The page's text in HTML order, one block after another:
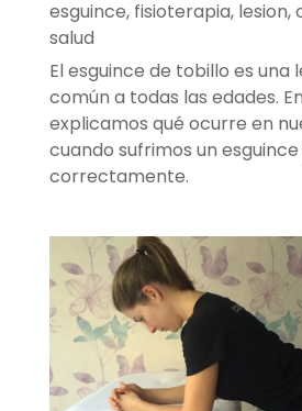
esguince, fisioterapia, lesion,
salud
El esguince de tobillo es una
común a todas las edades.
explicamos qué ocurre en
cuando sufrimos un
correctamente.